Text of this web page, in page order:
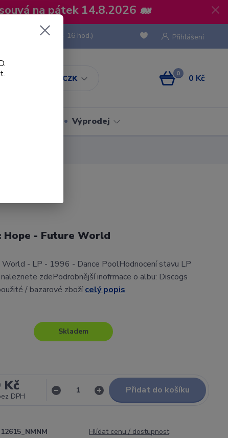
na pátek 14.8.2026 🐋
CZK
Přihlášení
(Po-Pá, 8 - 16 hod.)
0 0 Kč
Výprodej
Hope - Future World
World - LP - 1996 - Dance PoolHodnocení stavu LP
zdePodrobnější inofrmace o albu: Discogs
/ bazarové zbožícelý popis
Skladem
Kč
DPH
Přidat do košíku
12615_NMNM Hlídat cenu / dostupnost